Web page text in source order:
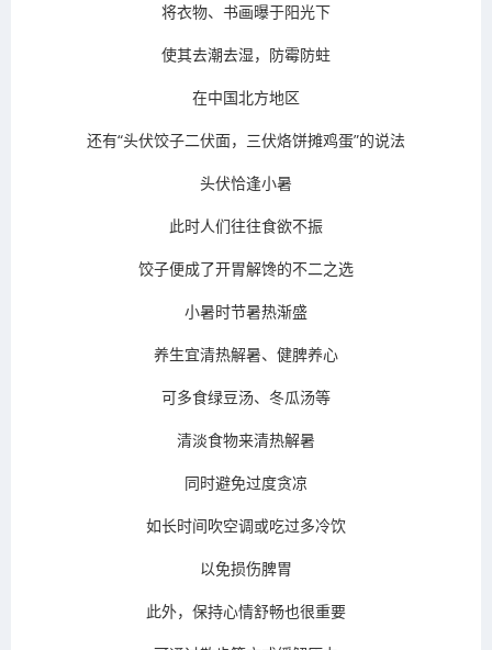
将衣物、书画曝于阳光下
使其去潮去湿，防霉防蛀
在中国北方地区
还有“头伏饺子二伏面，三伏烙饼摊鸡蛋”的说法
头伏恰逢小暑
此时人们往往食欲不振
饺子便成了开胃解馋的不二之选
小暑时节暑热渐盛
养生宜清热解暑、健脾养心
可多食绿豆汤、冬瓜汤等
清淡食物来清热解暑
同时避免过度贪凉
如长时间吹空调或吃过多冷饮
以免损伤脾胃
此外，保持心情舒畅也很重要